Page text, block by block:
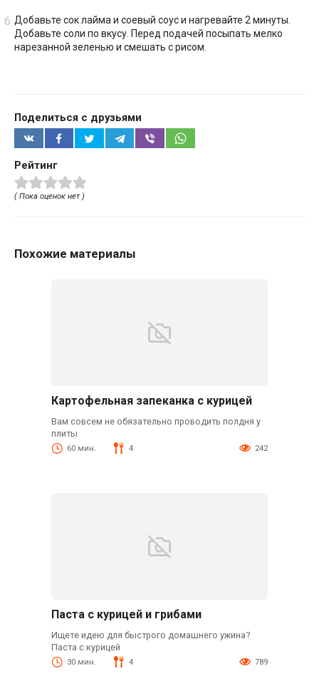
Добавьте сок лайма и соевый соус и нагревайте 2 минуты.
Добавьте соли по вкусу. Перед подачей посыпать мелко
нарезанной зеленью и смешать с рисом.
Поделиться с друзьями
Рейтинг
( Пока оценок нет )
Похожие материалы
Картофельная запеканка с курицей
Вам совсем не обязательно проводить полдня у
плиты
60 мин. 4 242
Паста с курицей и грибами
Ищете идею для быстрого домашнего ужина?
Паста с курицей
30 мин. 4 789